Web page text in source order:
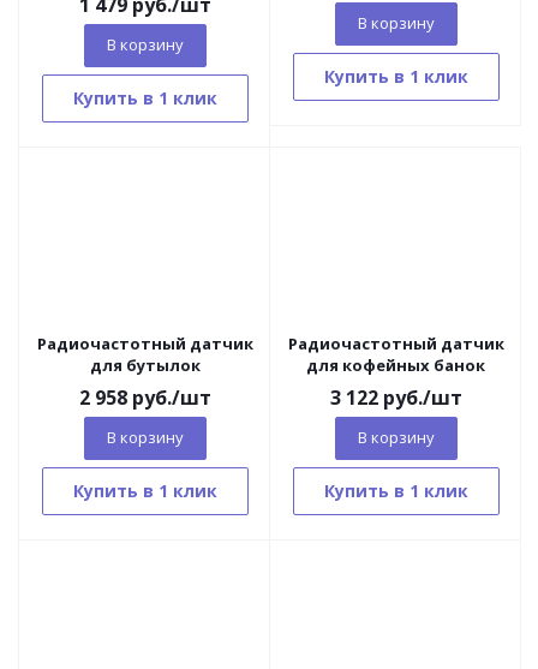
В корзину
Купить в 1 клик
В корзину
Купить в 1 клик
Радиочастотный датчик
для бутылок
2 958руб./шт
В корзину
Купить в 1 клик
Радиочастотный датчик
для кофейных банок
3 122руб./шт
В корзину
Купить в 1 клик